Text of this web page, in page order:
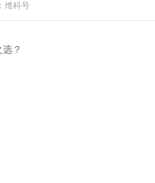
维科号
？